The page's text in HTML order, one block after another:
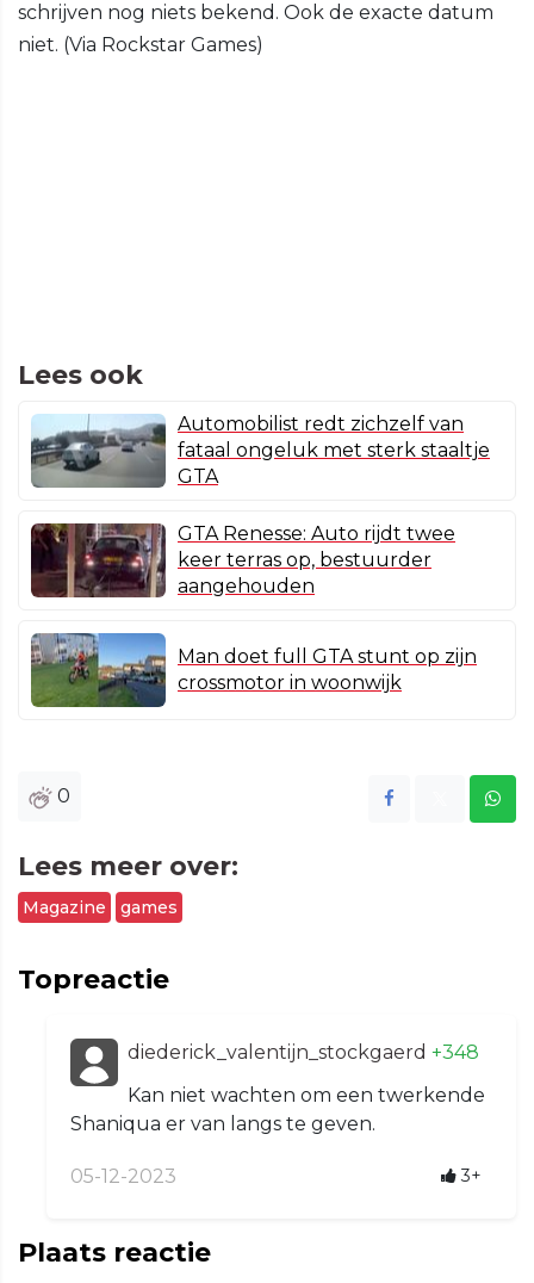
schrijven nog niets bekend. Ook de exacte datum
niet. (Via Rockstar Games)
Lees ook
Automobilist redt zichzelf van
fataal ongeluk met sterk staaltje
GTA
GTA Renesse: Auto rijdt twee
keer terras op, bestuurder
aangehouden
Man doet full GTA stunt op zijn
crossmotor in woonwijk
0
Lees meer over:
Magazine games
Topreactie
diederick_valentijn_stockgaerd +348
Kan niet wachten om een twerkende
Shaniqua er van langs te geven.
05-12-2023 3+
Plaats reactie